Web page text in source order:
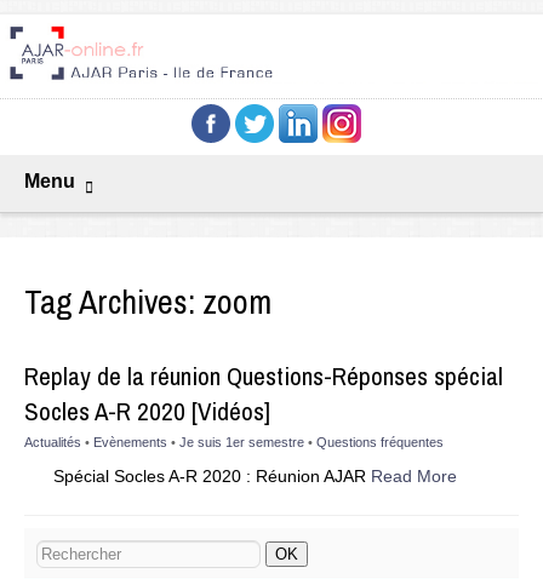
Menu
Tag Archives: zoom
Replay de la réunion Questions-Réponses spécial
Socles A-R 2020 [Vidéos]
Actualités • Evènements • Je suis 1er semestre • Questions fréquentes
Spécial Socles A-R 2020 : Réunion AJAR Read More